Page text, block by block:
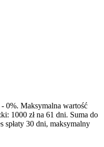
0%. Maksymalna wartość
1000 zł na 61 dni. Suma do
spłaty 30 dni, maksymalny